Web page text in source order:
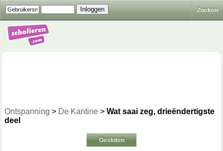
Zoeken
Ontspanning > De Kantine > Wat saai zeg, drieëndertigste
deel
Gesloten